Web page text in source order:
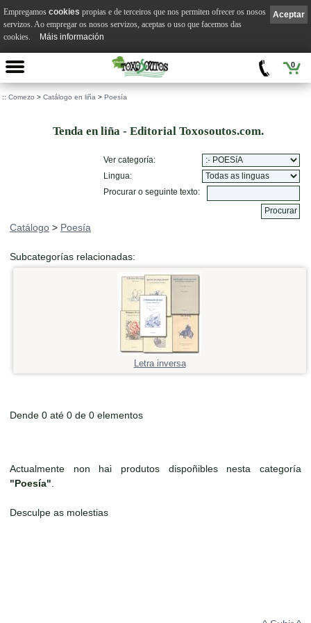
0
:: Comezo > Catálogo en liña > Poesía
Tenda en liña - Editorial Toxosoutos.com.
Ver categoría:
Lingua:
Procurar o seguinte texto:
Catálogo > Poesía
Subcategorías relacionadas:
Letra inversa
Dende 0 até 0 de 0 elementos
Actualmente non hai produtos dispoñibles nesta categoría
"Poesía"
Desculpe as molestias
Aceptar
Empregamos cookies propias e de terceiros que nos permiten ofrecer os nosos
servizos. Ao empregar os nosos servizos, aceptas o uso que facemos das
cookies.
Máis información